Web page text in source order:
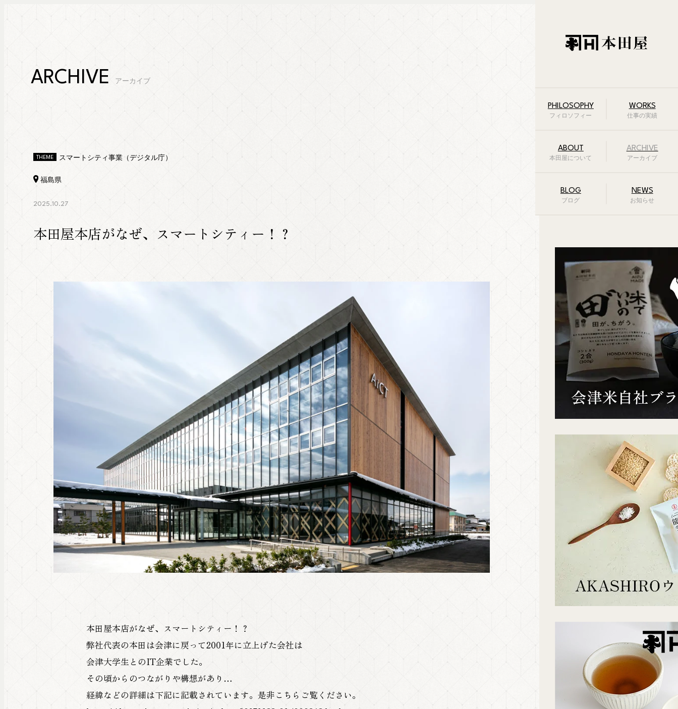
PHILOSOPHY
フィロソフィー
WORKS
仕事の実績
ABOUT
本田屋について
ARCHIVE
アーカイブ
BLOG
ブログ
NEWS
お知らせ
ARCHIVE アーカイブ
THEME スマートシティ事業（デジタル庁）
福島県
2025.10.27
本田屋本店がなぜ、スマートシティー！？
本田屋本店がなぜ、スマートシティー！？
弊社代表の本田は会津に戻って2001年に立上げた会社は
会津大学生とのIT企業でした。
その頃からのつながりや構想があり…
経緯などの詳細は下記に記載されています。是非こちらご覧ください。